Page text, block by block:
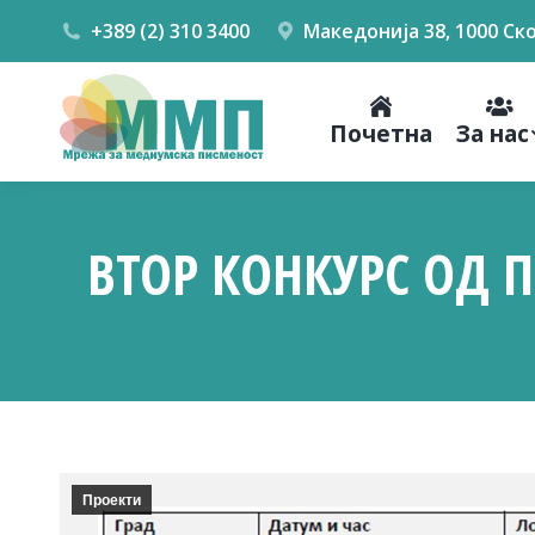
+389 (2) 310 3400 Македонија 38, 1000
Почетна За нас
ВТОР КОНКУРС ОД
Проекти